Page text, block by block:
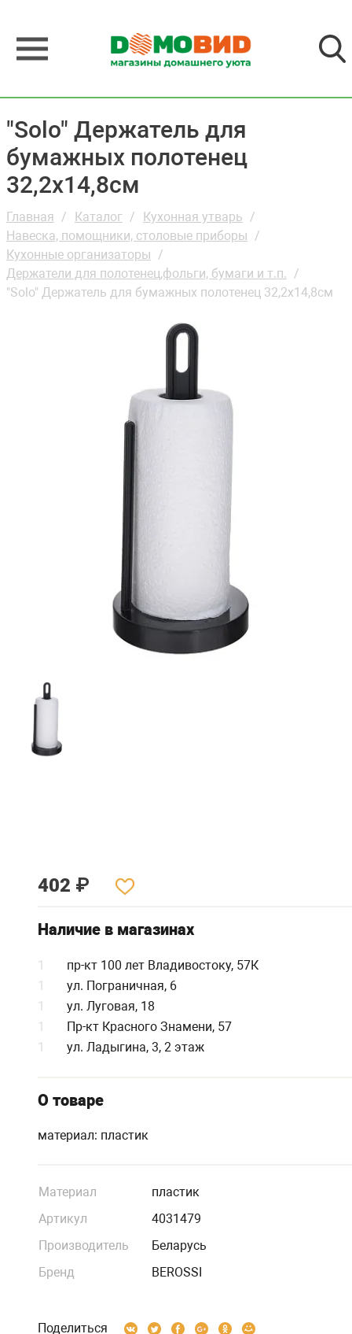
"Solo" Держатель для
бумажных полотенец
32,2х14,8см
Главная Каталог
Кухонная утварь
Навеска, помощники, столовые приборы
Кухонные организаторы
Держатели для полотенец,фольги, бумаги и т.п.
"Solo" Держатель для бумажных полотенец 32,2х14,8см
402 ₽
Наличие в магазинах
1
пр-кт 100 лет Владивостоку, 57К
1
ул. Пограничная, 6
1
ул. Луговая, 18
1
Пр-кт Красного Знамени, 57
1
ул. Ладыгина, 3, 2 этаж
О товаре
материал: пластик
Материал
пластик
Артикул
4031479
Производитель
Беларусь
Бренд
BEROSSI
Поделиться